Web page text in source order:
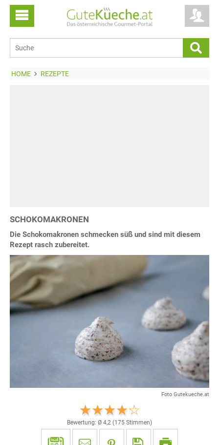
HOME REZEPTE
SCHOKOMAKRONEN
Die Schokomakronen schmecken süß und sind mit diesem
Rezept rasch zubereitet.
Foto Gutekueche.at
Bewertung: Ø 4,2 (175 Stimmen)